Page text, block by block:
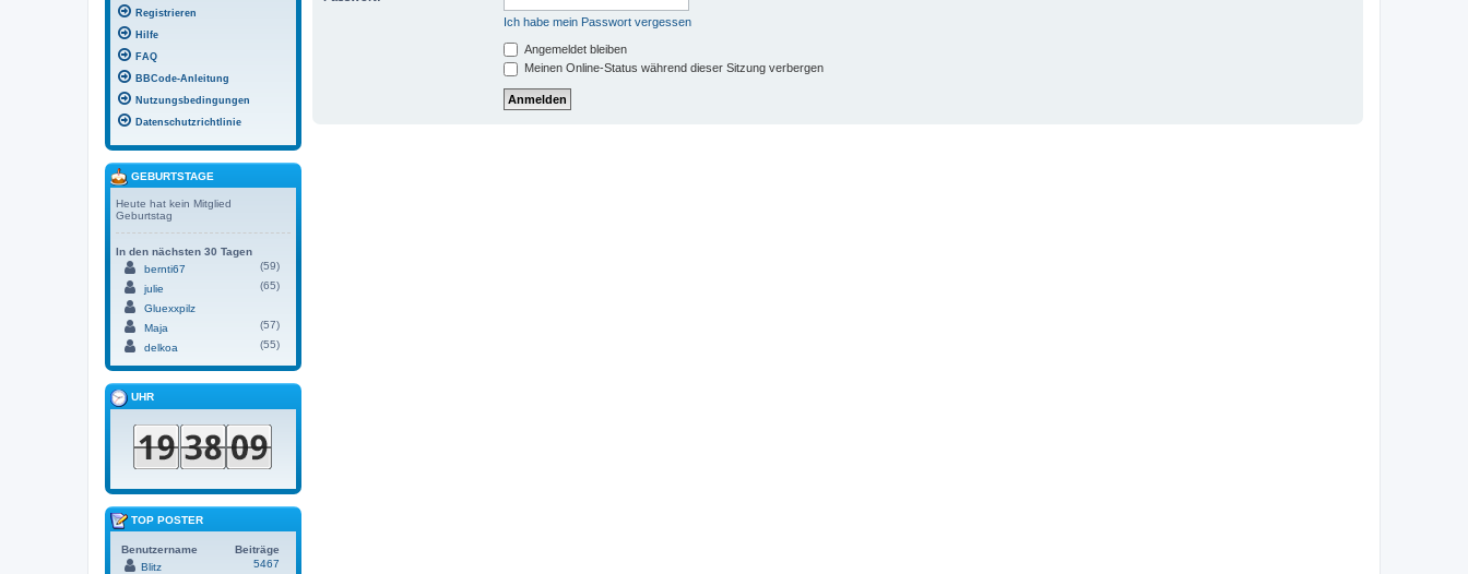
Ich habe mein Passwort vergessen
Angemeldet bleiben
Meinen Online-Status während dieser Sitzung verbergen
Registrieren
Hilfe
FAQ
BBCode-Anleitung
Nutzungsbedingungen
Datenschutzrichtlinie
GEBURTSTAGE
Heute hat kein Mitglied
Geburtstag
In den nächsten 30 Tagen
bernti67
(59)
julie
(65)
Gluexxpilz
Maja
(57)
delkoa
(55)
UHR
TOP POSTER
Benutzername
Beiträge
Blitz
5467